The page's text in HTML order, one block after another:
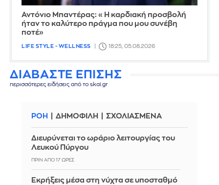
Αντόνιο Μπαντέρας: «Η καρδιακή προσβολή
ήταν το καλύτερο πράγμα που μου συνέβη
ποτέ»
LIFE STYLE - WELLNESS 18:25, 05.08.2026
ΔΙΑΒΑΣΤΕ ΕΠΙΣΗΣ
περισσότερες ειδήσεις από το skai.gr
ΡΟΗ ΔΗΜΟΦΙΛΗ ΣΧΟΛΙΑΣΜΕΝΑ
Διευρύνεται το ωράριο λειτουργίας του
Λευκού Πύργου
ΠΡΙΝ ΑΠΌ 17 ΏΡΕΣ
Eκρήξεις μέσα στη νύχτα σε υποσταθμό